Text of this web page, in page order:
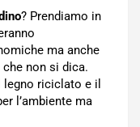
? Prendiamo in
ma anche
non si dica.
riciclato e il
l’ambiente ma